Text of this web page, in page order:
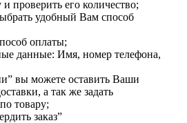
проверить его количество;
удобный Вам способ
оплаты;
данные: Имя, номер телефона,
вы можете оставить Ваши
а так же задать
товару;
заказ”